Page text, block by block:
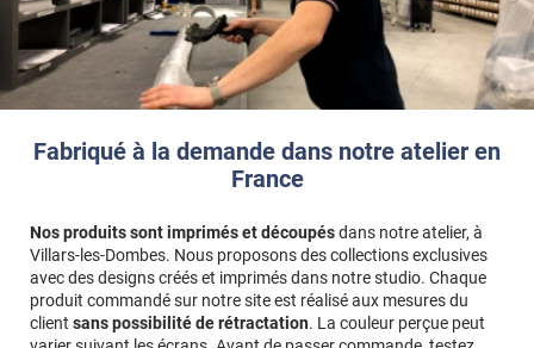
Fabriqué à la demande dans notre atelier en
France
Nos produits sont imprimés et découpésdans notre atelier, à
Villars-les-Dombes. Nous proposons des collections exclusives
avec des designs créés et imprimés dans notre studio. Chaque
produit commandé sur notre site est réalisé aux mesures du
client sans possibilité de rétractation. La couleur perçue peut